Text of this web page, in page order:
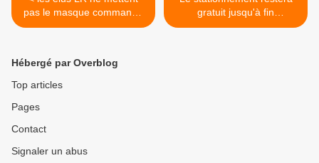
pas le masque commandé
par la ville
gratuit jusqu'à fin
mai.....sauf dans les zones
Hébergé par Overblog
Top articles
Pages
Contact
Signaler un abus